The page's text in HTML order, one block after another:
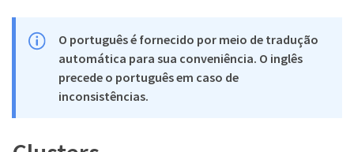
O português é fornecido por meio de tradução
automática para sua conveniência. O inglês
precede o português em caso de
inconsistências.